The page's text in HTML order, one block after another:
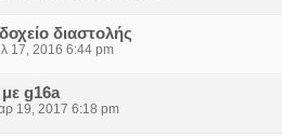
διαστολής
17, 2016 6:44 pm
g16a
19, 2017 6:18 pm